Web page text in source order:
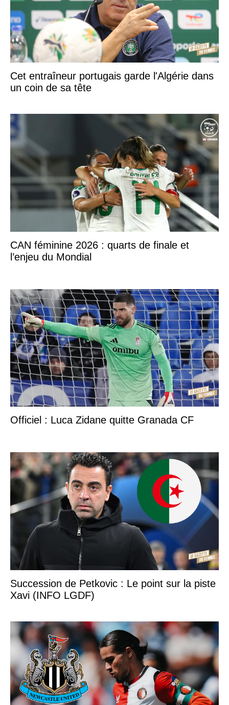
Cet entraîneur portugais garde l'Algérie dans
un coin de sa tête
CAN féminine 2026 : quarts de finale et
l’enjeu du Mondial
Officiel : Luca Zidane quitte Granada CF
Succession de Petkovic : Le point sur la piste
Xavi (INFO LGDF)